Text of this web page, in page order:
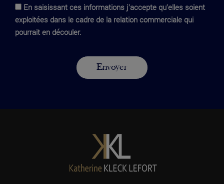
En saisissant ces informations j'accepte qu'elles soient
exploitées dans le cadre de la relation commerciale qui
pourrait en découler.